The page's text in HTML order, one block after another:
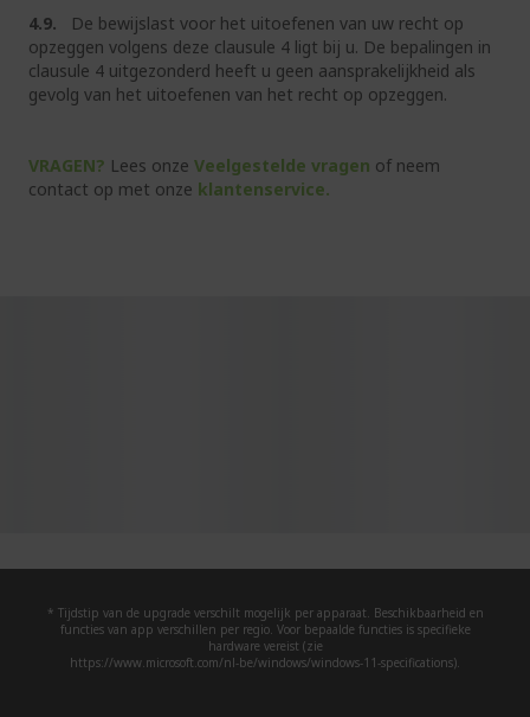
4.9.
De bewijslast voor het uitoefenen van uw recht op
opzeggen volgens deze clausule 4 ligt bij u. De bepalingen in
clausule 4 uitgezonderd heeft u geen aansprakelijkheid als
gevolg van het uitoefenen van het recht op opzeggen.
VRAGEN? Lees onze Veelgestelde vragen of neem
contact op met onze klantenservice.
* Tijdstip van de upgrade verschilt mogelijk per apparaat. Beschikbaarheid en
functies van app verschillen per regio. Voor bepaalde functies is specifieke
hardware vereist (zie
https://www.microsoft.com/nl-be/windows/windows-11-specifications).